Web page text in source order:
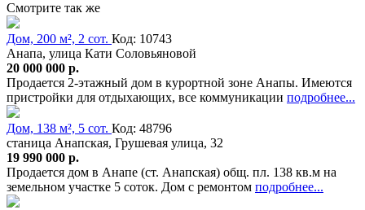
Смотрите так же
Дом, 200 м², 2 сот. Код: 10743
Анапа, улица Кати Соловьяновой
20 000 000 р.
Продается 2-этажный дом в курортной зоне Анапы. Имеются
пристройки для отдыхающих, все коммуникации подробнее...
Дом, 138 м², 5 сот. Код: 48796
станица Анапская, Грушевая улица, 32
19 990 000 р.
Продается дом в Анапе (ст. Анапская) общ. пл. 138 кв.м на
земельном участке 5 соток. Дом с ремонтом подробнее...